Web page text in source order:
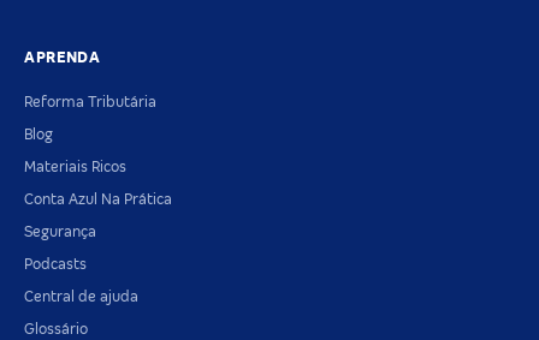
APRENDA
Reforma Tributária
Blog
Materiais Ricos
Conta Azul Na Prática
Segurança
Podcasts
Central de ajuda
Glossário